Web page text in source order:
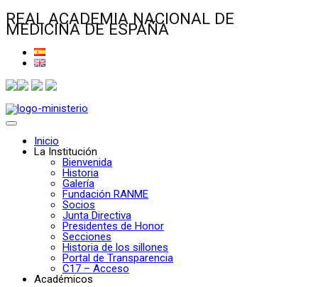
REAL ACADEMIA NACIONAL DE
MEDICINA DE ESPAÑA
Inicio
La Institución
Bienvenida
Historia
Galería
Fundación RANME
Socios
Junta Directiva
Presidentes de Honor
Secciones
Historia de los sillones
Portal de Transparencia
C17 – Acceso
Académicos